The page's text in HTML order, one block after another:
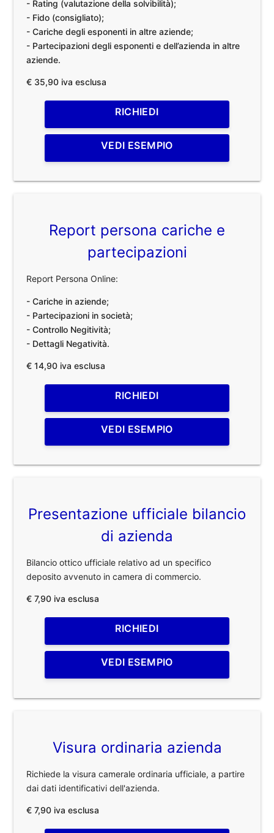
- Rating (valutazione della solvibilità);
- Fido (consigliato);
- Cariche degli esponenti in altre aziende;
- Partecipazioni degli esponenti e dell’azienda in altre
aziende.
€ 35,90 iva esclusa
RICHIEDI
VEDI ESEMPIO
Report persona cariche e
partecipazioni
Report Persona Online:
- Cariche in aziende;
- Partecipazioni in società;
- Controllo Negitività;
- Dettagli Negatività.
€ 14,90 iva esclusa
RICHIEDI
VEDI ESEMPIO
Presentazione ufficiale bilancio
di azienda
Bilancio ottico ufficiale relativo ad un specifico
deposito avvenuto in camera di commercio.
€ 7,90 iva esclusa
RICHIEDI
VEDI ESEMPIO
Visura ordinaria azienda
Richiede la visura camerale ordinaria ufficiale, a partire
dai dati identificativi dell'azienda.
€ 7,90 iva esclusa